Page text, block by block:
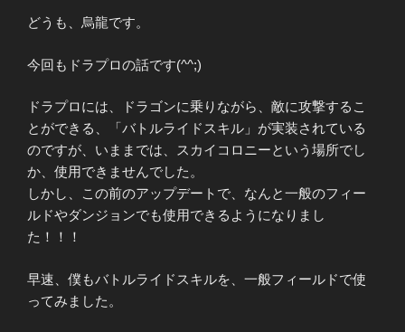
祭
開
催
中
じ
ゃ！
＼
の
どうも、烏龍です。
今回もドラプロの話です(^^;)
ドラプロには、ドラゴンに乗りながら、敵に攻撃するこ
とができる、「バトルライドスキル」が実装されている
のですが、いままでは、スカイコロニーという場所でし
か、使用できませんでした。
しかし、この前のアップデートで、なんと一般のフィー
ルドやダンジョンでも使用できるようになりまし
た！！！
早速、僕もバトルライドスキルを、一般フィールドで使
ってみました。